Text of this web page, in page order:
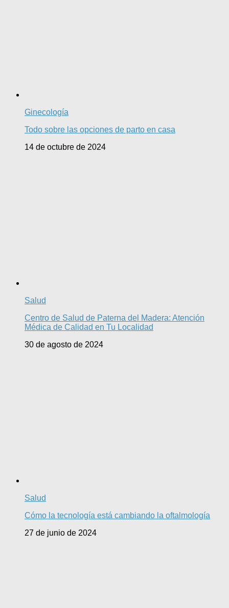
Ginecología
Todo sobre las opciones de parto en casa
14 de octubre de 2024
Salud
Centro de Salud de Paterna del Madera: Atención
Médica de Calidad en Tu Localidad
30 de agosto de 2024
Salud
Cómo la tecnología está cambiando la oftalmología
27 de junio de 2024